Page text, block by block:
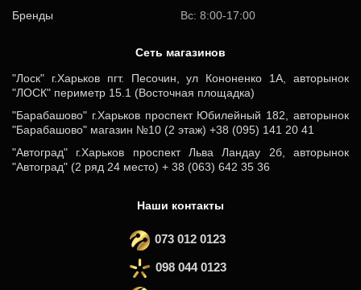
Бренды
Вс: 8:00-17:00
Cеть магазинов
"Лоск" г.Харьков пгт. Песочин, ул Кононенко 1А, авторынок
"ЛОСК" периметр 15.1 (Восточная площадка)
"Барабашово" г.Харьков проспект Юбилейный 182, авторынок
"Барабашово" магазин №10 (2 этаж) +38 (095) 141 20 41
"Автоград" г.Харьков проспект Льва Ландау 2б, авторынок
"Автоград" (2 ряд 24 место) + 38 (063) 642 35 36
Наши контакты
073 012 0123
098 044 0123